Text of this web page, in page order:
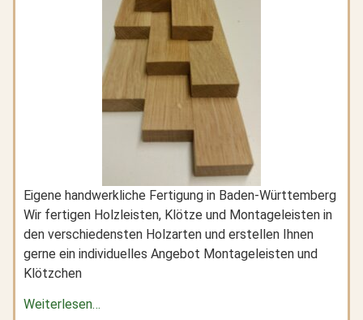
Eigene handwerkliche Fertigung in Baden-Württemberg
Wir fertigen Holzleisten, Klötze und Montageleisten in
den verschiedensten Holzarten und erstellen Ihnen
gerne ein individuelles Angebot Montageleisten und
Klötzchen
Weiterlesen…